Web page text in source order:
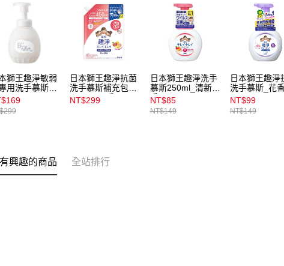
獅王趣淨敏弱
用洗手慕斯
日本獅王趣淨抗菌
洗手慕斯補充包
450ml_果香
NT$299
日本獅王趣淨洗手
慕斯250ml_清新果
香
NT$85
NT$149
日本獅王趣淨
洗手慕斯_花
250ml
NT$99
NT$149
興趣的商品 全站排行